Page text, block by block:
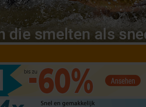
Biwy Ccarp Home Carper 2-persoons (Biwy +
Overwrap)